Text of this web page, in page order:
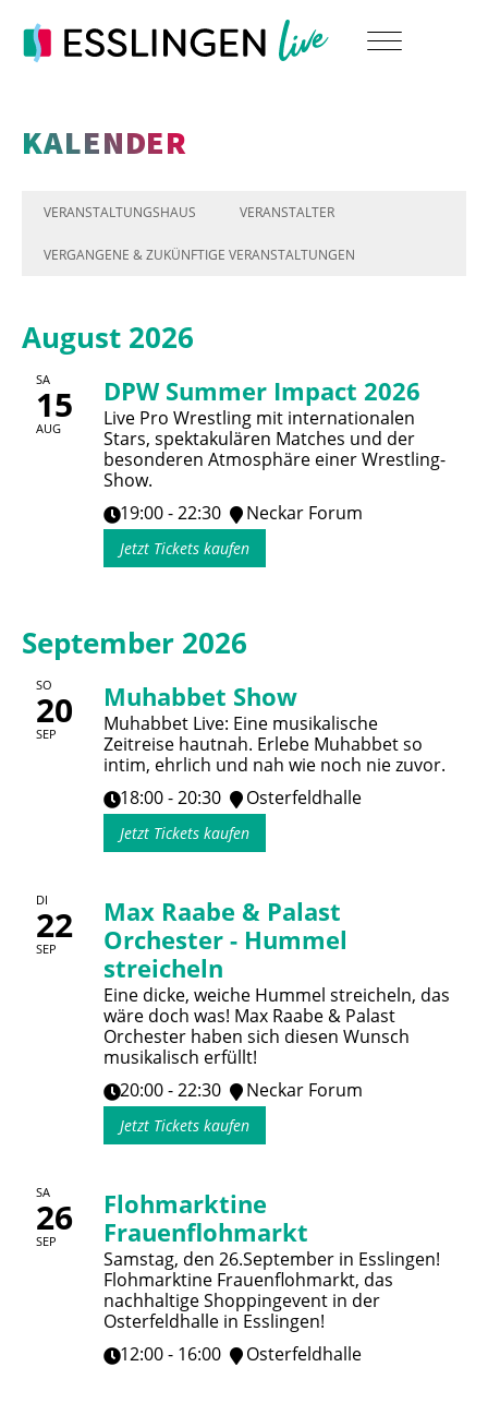
KALENDER
VERANSTALTUNGSHAUS VERANSTALTER
VERGANGENE & ZUKÜNFTIGE VERANSTALTUNGEN
August 2026
SA
15
AUG
DPW Summer Impact 2026
Live Pro Wrestling mit internationalen
Stars, spektakulären Matches und der
besonderen Atmosphäre einer Wrestling-
Show.
19:00 - 22:30
Neckar Forum
Jetzt Tickets kaufen
September 2026
SO
20
SEP
Muhabbet Show
Muhabbet Live: Eine musikalische
Zeitreise hautnah. Erlebe Muhabbet so
intim, ehrlich und nah wie noch nie zuvor.
18:00 - 20:30
Osterfeldhalle
Jetzt Tickets kaufen
DI
22
SEP
Max Raabe & Palast
Orchester - Hummel
streicheln
Eine dicke, weiche Hummel streicheln, das
wäre doch was! Max Raabe & Palast
Orchester haben sich diesen Wunsch
musikalisch erfüllt!
20:00 - 22:30
Neckar Forum
Jetzt Tickets kaufen
SA
26
SEP
Flohmarktine
Frauenflohmarkt
Samstag, den 26.September in Esslingen!
Flohmarktine Frauenflohmarkt, das
nachhaltige Shoppingevent in der
Osterfeldhalle in Esslingen!
12:00 - 16:00
Osterfeldhalle